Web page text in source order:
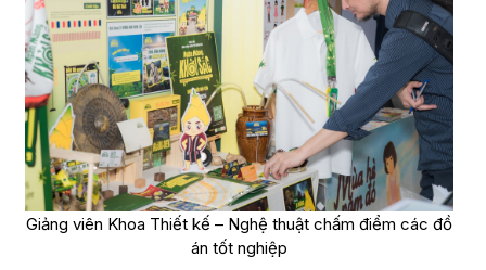
Giảng viên Khoa Thiết kế – Nghệ thuật chấm điểm các đồ
án tốt nghiệp